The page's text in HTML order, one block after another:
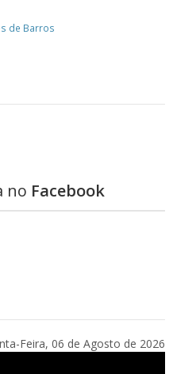
de Barros
no Facebook
Feira, 06 de Agosto de 2026